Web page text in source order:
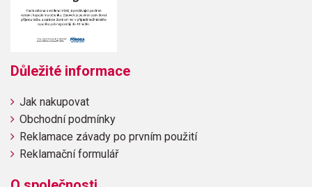
Důležité informace
Jak nakupovat
Obchodní podmínky
Reklamace závady po prvním použití
Reklamační formulář